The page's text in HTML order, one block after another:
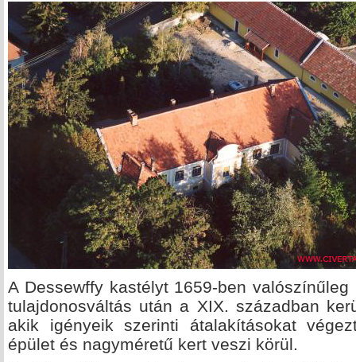
A Dessewffy kastélyt 1659-ben
tulajdonosváltás után a XIX. században
akik igényeik szerinti átalakításokat
épület és nagyméretű kert veszi körül.